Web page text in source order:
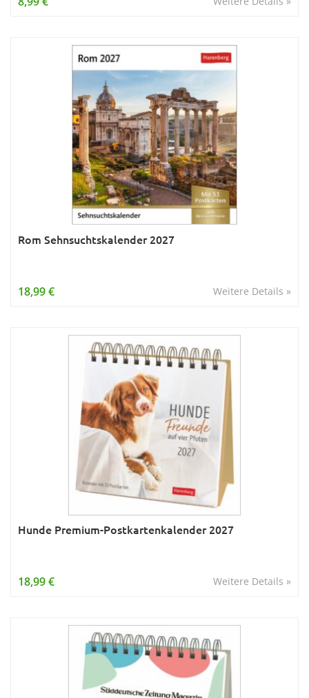
Rom Sehnsuchtskalender 2027
Weitere Details »
18,99 €
Hunde Premium-Postkartenkalender 2027
Weitere Details »
18,99 €